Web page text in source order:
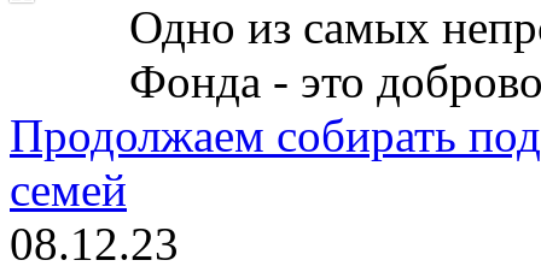
Одно из самых
Фонда - это
Продолжаем собирать
семей
08.12.23